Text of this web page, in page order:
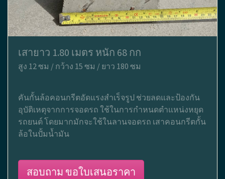
เสายาว 1.80 เมตร หนัก 68 กก
สูง 12 ซม / กว้าง 15 ซม / ยาว 180 ซม
คันกั้นล้อคอนกรีตอัดแรงสำเร็จรูป ช่วยลดและป้องกัน
อุบัติเหตุจากการจอดรถ ใช้ในการกำหนดตำแหน่งหยุด
รถยนต์ โดยมากมักจะใช้ในลานจอดรถ เสาคอนกรีตกั้น
ล้อในปั้มน้ำมัน
สอบถาม ขอใบเสนอราคา